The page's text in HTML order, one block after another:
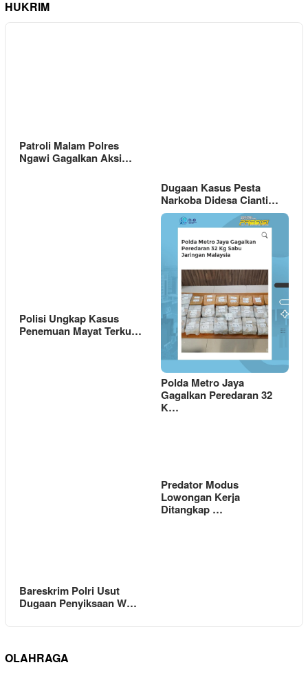
HUKRIM
Patroli Malam Polres
Ngawi Gagalkan Aksi…
Dugaan Kasus Pesta
Narkoba Didesa Cianti…
Polisi Ungkap Kasus
Penemuan Mayat Terku…
Polda Metro Jaya
Gagalkan Peredaran 32
K…
Bareskrim Polri Usut
Dugaan Penyiksaan W…
Predator Modus
Lowongan Kerja
Ditangkap …
OLAHRAGA